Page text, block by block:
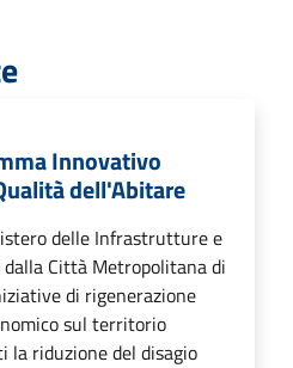
Innovativo
dell'Abitare
delle Infrastrutture e
Città Metropolitana di
di rigenerazione
sul territorio
riduzione del disagio